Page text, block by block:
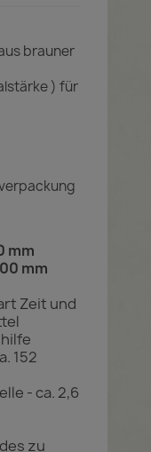
brauner
) für
mm
mm
Zeit und
152
- ca. 2,6
zu